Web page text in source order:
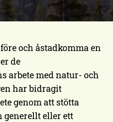
och åstadkomma en
de
arbete med natur- och
har bidragit
genom att stötta
eller ett